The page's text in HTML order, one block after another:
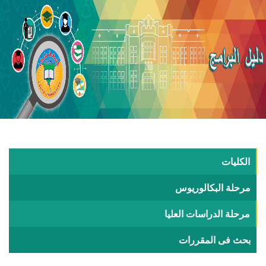
الكليات
مرحلة البكالوريوس
مرحلة الدراسات العليا
بحث فى المقررات